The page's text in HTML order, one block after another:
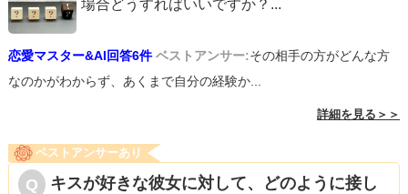
場合どうすればいいですか？ ...
恋愛マスター&AI回答6件 ベストアンサー:その相手の方がどんな方
なのかがわからず、あくまで自分の経験か...
詳細を見る＞＞
ベストアンサーあり
キスが好きな彼女に対して、どのように接し